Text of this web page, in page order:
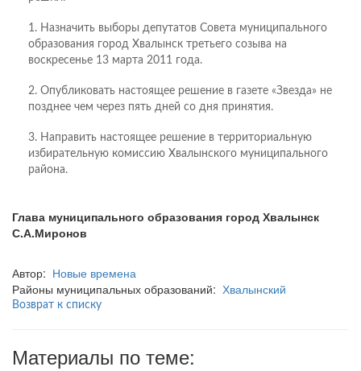
1. Назначить выборы депутатов Совета муниципального
образования город Хвалынск третьего созыва на
воскресенье 13 марта 2011 года.
2. Опубликовать настоящее решение в газете «Звезда» не
позднее чем через пять дней со дня принятия.
3. Направить настоящее решение в территориальную
избирательную комиссию Хвалынского муниципального
района.
Глава муниципального образования город Хвалынск
С.А.Миронов
Автор: Новые времена
Районы муниципальных образований: Хвалынский
Возврат к списку
Материалы по теме: